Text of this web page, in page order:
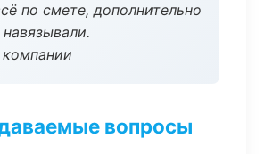
по смете, дополнительно
вопросы